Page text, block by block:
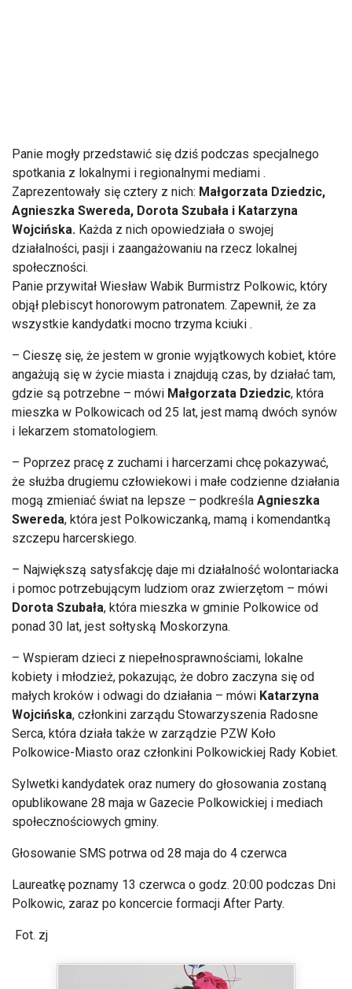
Zaprezentowały się cztery z nich: Małgorzata Dziedzic,
Agnieszka Swereda, Dorota Szubała i Katarzyna
Wojcińska.Każda z nich opowiedziała o swojej
działalności, pasji i zaangażowaniu na rzecz lokalnej
społeczności.
Panie przywitał Wiesław Wabik Burmistrz Polkowic, który
objął plebiscyt honorowym patronatem. Zapewnił, że za
wszystkie kandydatki mocno trzyma kciuki .
– Cieszę się, że jestem w gronie wyjątkowych kobiet, które
angażują się w życie miasta i znajdują czas, by działać tam,
gdzie są potrzebne – mówiMałgorzata Dziedzic, która
mieszka w Polkowicach od 25 lat, jest mamą dwóch synów
i lekarzem stomatologiem.
– Poprzez pracę z zuchami i harcerzami chcę pokazywać,
że służba drugiemu człowiekowi i małe codzienne działania
mogą zmieniać świat na lepsze – podkreślaAgnieszka
Swereda , która jest Polkowiczanką, mamą i komendantką
szczepu harcerskiego.
– Największą satysfakcję daje mi działalność wolontariacka
i pomoc potrzebującym ludziom oraz zwierzętom – mówi
Dorota Szubała, która mieszka w gminie Polkowice od
ponad 30 lat, jest sołtyską Moskorzyna.
– Wspieram dzieci z niepełnosprawnościami, lokalne
kobiety i młodzież, pokazując, że dobro zaczyna się od
małych kroków i odwagi do działania – mówi Katarzyna
Wojcińska, członkini zarządu Stowarzyszenia Radosne
Serca, która działa także w zarządzie PZW Koło
Polkowice-Miasto oraz członkini Polkowickiej Rady Kobiet.
Sylwetki kandydatek oraz numery do głosowania zostaną
opublikowane 28 maja w Gazecie Polkowickiej i mediach
społecznościowych gminy.
Głosowanie SMS potrwa od 28 maja do 4 czerwca
Polkowic, zaraz po koncercie formacji After Party.
Fot. zj